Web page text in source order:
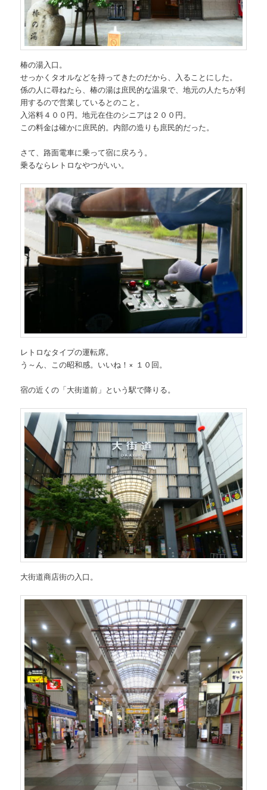
椿の湯入口。
せっかくタオルなどを持ってきたのだから、入ることにした。
係の人に尋ねたら、椿の湯は庶民的な温泉で、地元の人たちが利
用するので営業しているとのこと。
入浴料４００円。地元在住のシニアは２００円。
この料金は確かに庶民的。内部の造りも庶民的だった。
さて、路面電車に乗って宿に戻ろう。
乗るならレトロなやつがいい。
レトロなタイプの運転席。
う～ん、この昭和感。いいね！× １０回。
宿の近くの「大街道前」という駅で降りる。
大街道商店街の入口。